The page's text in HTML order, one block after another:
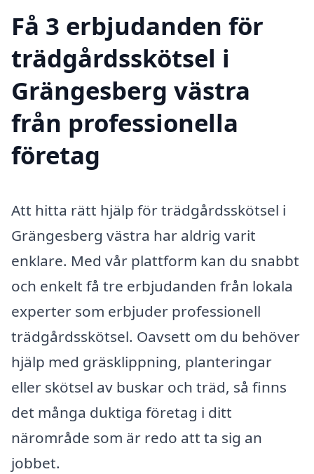
Få 3 erbjudanden för
trädgårdsskötsel i
Grängesberg västra
från professionella
företag
Att hitta rätt hjälp för trädgårdsskötsel i
Grängesberg västra har aldrig varit
enklare. Med vår plattform kan du snabbt
och enkelt få tre erbjudanden från lokala
experter som erbjuder professionell
trädgårdsskötsel. Oavsett om du behöver
hjälp med gräsklippning, planteringar
eller skötsel av buskar och träd, så finns
det många duktiga företag i ditt
närområde som är redo att ta sig an
jobbet.